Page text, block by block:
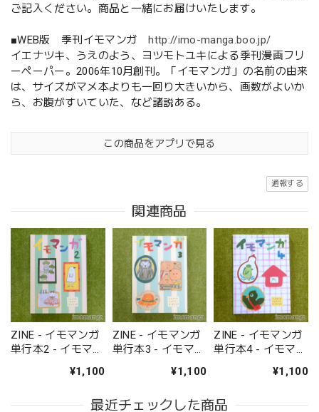
ご記入ください。商品と一緒にお届けいたします。
■WEB版 季刊イモマンガhttp://imo-manga.boo.jp/
イエナツキ、うえのよう、ヨツモトユキによる季刊漫画フリ
ーペーパー。2006年10月創刊。「イモマンガ」の名前の由来
は、サイズがマメ本よりも一回り大きいから、画数がよいか
ら、お腹がすいていた、など諸説ある。
この商品をアプリで見る
通報する
関連商品
ZINE - イモマンガ
単行本2 - イモマン
¥1,100
ZINE - イモマンガ
単行本3 - イモマン
¥1,100
ZINE - イモマンガ
単行本4 - イモマン
¥1,100
最近チェックした商品